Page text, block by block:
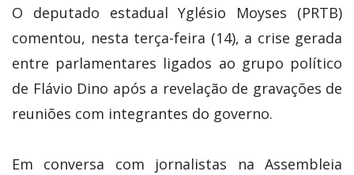
O deputado estadual Yglésio Moyses (PRTB)
comentou, nesta terça-feira (14), a crise gerada
entre parlamentares ligados ao grupo político
de Flávio Dino após a revelação de gravações de
reuniões com integrantes do governo.
Em conversa com jornalistas na Assembleia